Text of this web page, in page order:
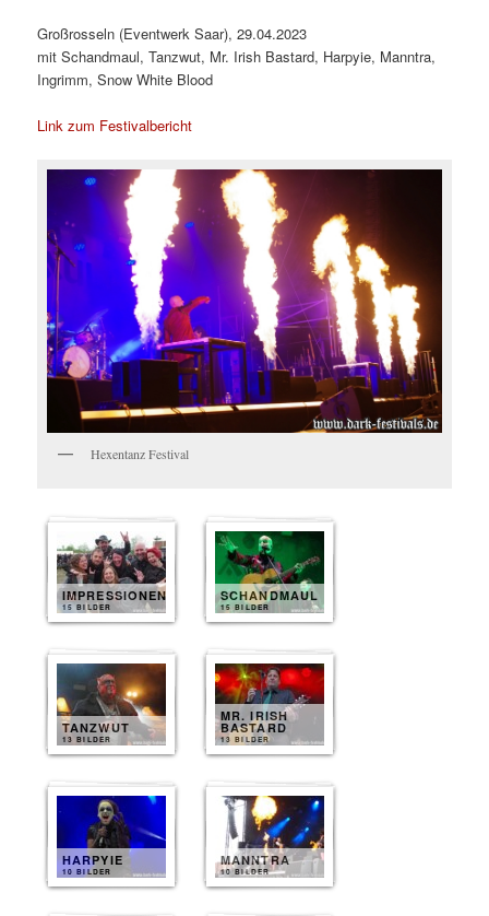
Großrosseln (Eventwerk Saar), 29.04.2023
mit Schandmaul, Tanzwut, Mr. Irish Bastard, Harpyie, Manntra,
Ingrimm, Snow White Blood
Link zum Festivalbericht
Hexentanz Festival
IMPRESSIONEN
15 BILDER
SCHANDMAUL
15 BILDER
TANZWUT
13 BILDER
MR. IRISH
BASTARD
13 BILDER
HARPYIE
10 BILDER
MANNTRA
10 BILDER